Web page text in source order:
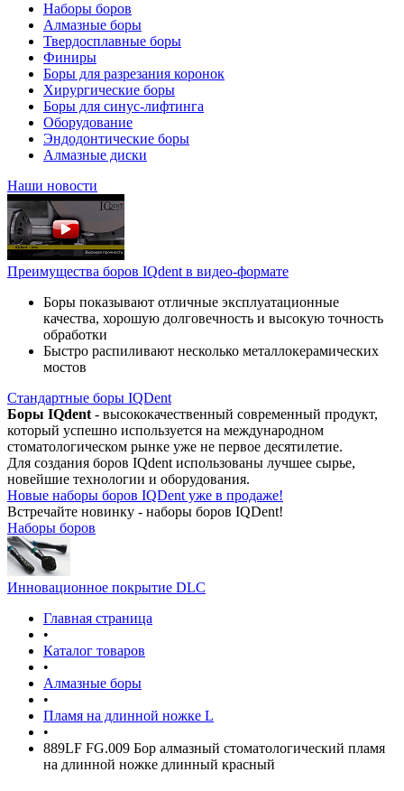
Наборы боров
Алмазные боры
Твердосплавные боры
Финиры
Боры для разрезания коронок
Хирургические боры
Боры для синус-лифтинга
Оборудование
Эндодонтические боры
Алмазные диски
Наши новости
Преимущества боров IQdent в видео-формате
Боры показывают отличные эксплуатационные
качества, хорошую долговечность и высокую точность
обработки
Быстро распиливают несколько металлокерамических
мостов
Стандартные боры IQDent
Боры IQdent - высококачественный современный продукт,
который успешно используется на международном
стоматологическом рынке уже не первое десятилетие.
Для создания боров IQdent использованы лучшее сырье,
новейшие технологии и оборудования.
Новые наборы боров IQDent уже в продаже!
Встречайте новинку - наборы боров IQDent!
Наборы боров
Инновационное покрытие DLC
Главная страница
•
Каталог товаров
•
Алмазные боры
•
Пламя на длинной ножке L
•
889LF FG.009 Бор алмазный стоматологический пламя
на длинной ножке длинный красный